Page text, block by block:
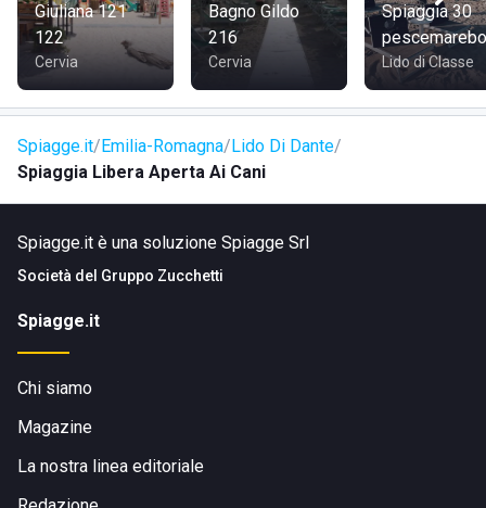
Giuliana 121
122
Cervia
Bagno Gildo
216
Cervia
Spiaggia 30
Lido di Classe
Spiagge.it Emilia-Romagna Lido Di Dante
Spiaggia Libera Aperta Ai Cani
Spiagge.it è una soluzione Spiagge Srl
Società del Gruppo Zucchetti
Spiagge.it
Chi siamo
Magazine
La nostra linea editoriale